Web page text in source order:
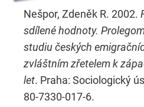
Nešpor, Zdeněk R. 2002.
sdílené hodnoty.
studiu českých
zvláštním zřetelem k
let. Praha: Sociologický
80-7330-017-6.